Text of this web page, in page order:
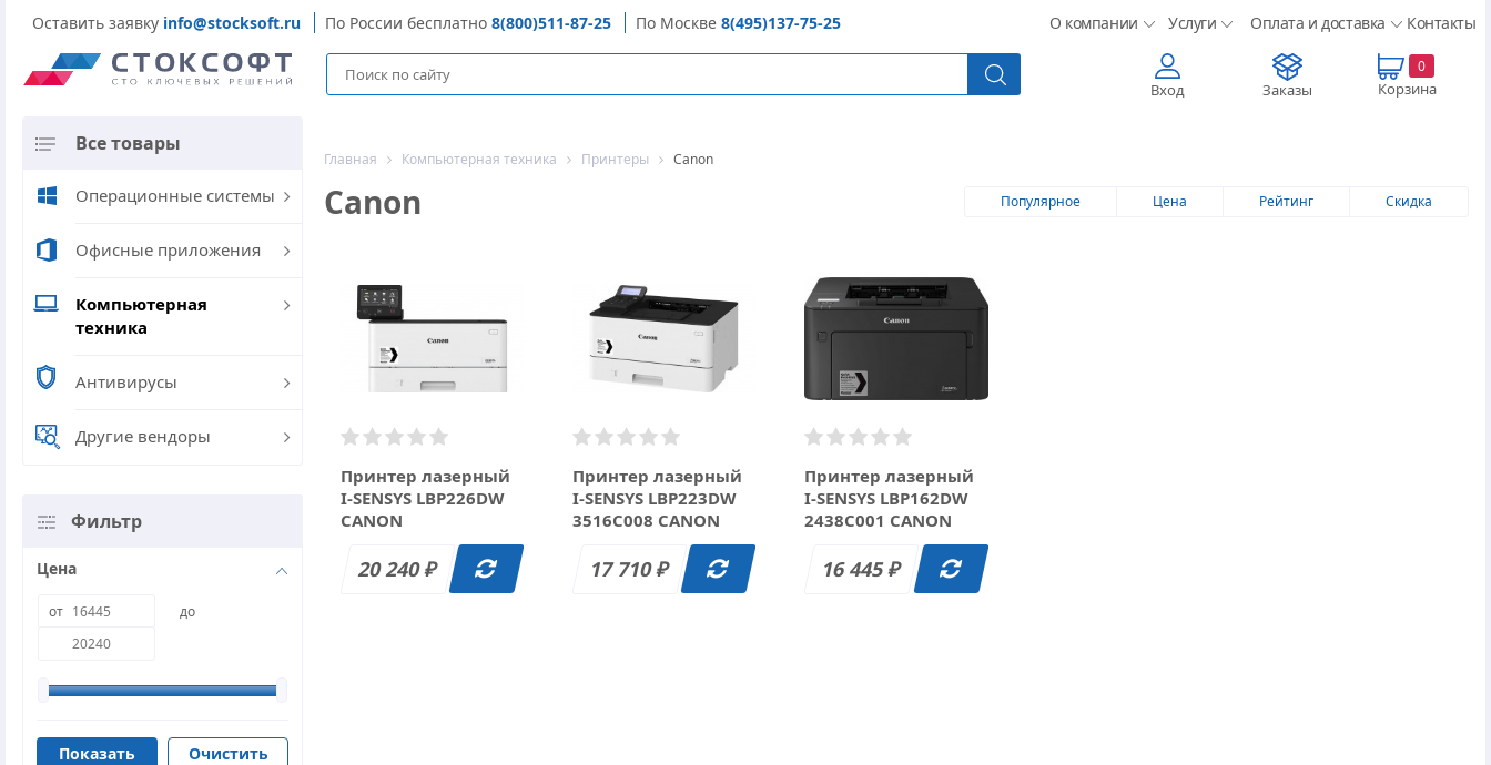
Оставить заявку info@stocksoft.ru По России бесплатно 8(800)511-87-25 По Москве 8(495)137-75-25 О компании Услуги Оплата и доставка Контакты
Вход Заказы
0
Корзина
Главная Компьютерная техника Принтеры Canon
Canon Популярное Цена Рейтинг Скидка
Принтер лазерный
I-SENSYS LBP226DW
CANON
20 240₽
Принтер лазерный
I-SENSYS LBP223DW
3516C008 CANON
17 710₽
Принтер лазерный
I-SENSYS LBP162DW
2438C001 CANON
16 445₽
Все товары
Операционные системы
Офисные приложения
Компьютерная
техника
Антивирусы
Другие вендоры
Фильтр
Цена
от до
Очистить